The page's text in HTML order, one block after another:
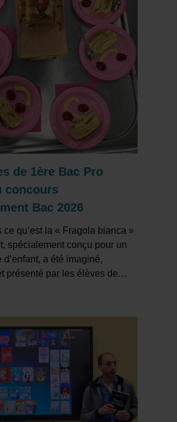
de 1ère Bac Pro
concours
Bac 2026
ce qu’est la « Fragola bianca »
spécialement conçu pour un
d’enfant, a été imaginé,
présenté par les élèves de…